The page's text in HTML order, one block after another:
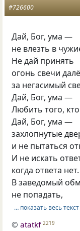
#726600
Дай, Бог, ума —
не влезть в
Не дай принять
огонь свечи
за негасимый
Дай, Бог, ума —
Любить того,
Дай, Бог, ума —
захлопнутые
и не пытаться
И не искать
когда ответа нет.
В заведомый
не попадать,
… показать весь
©atatkf 2219